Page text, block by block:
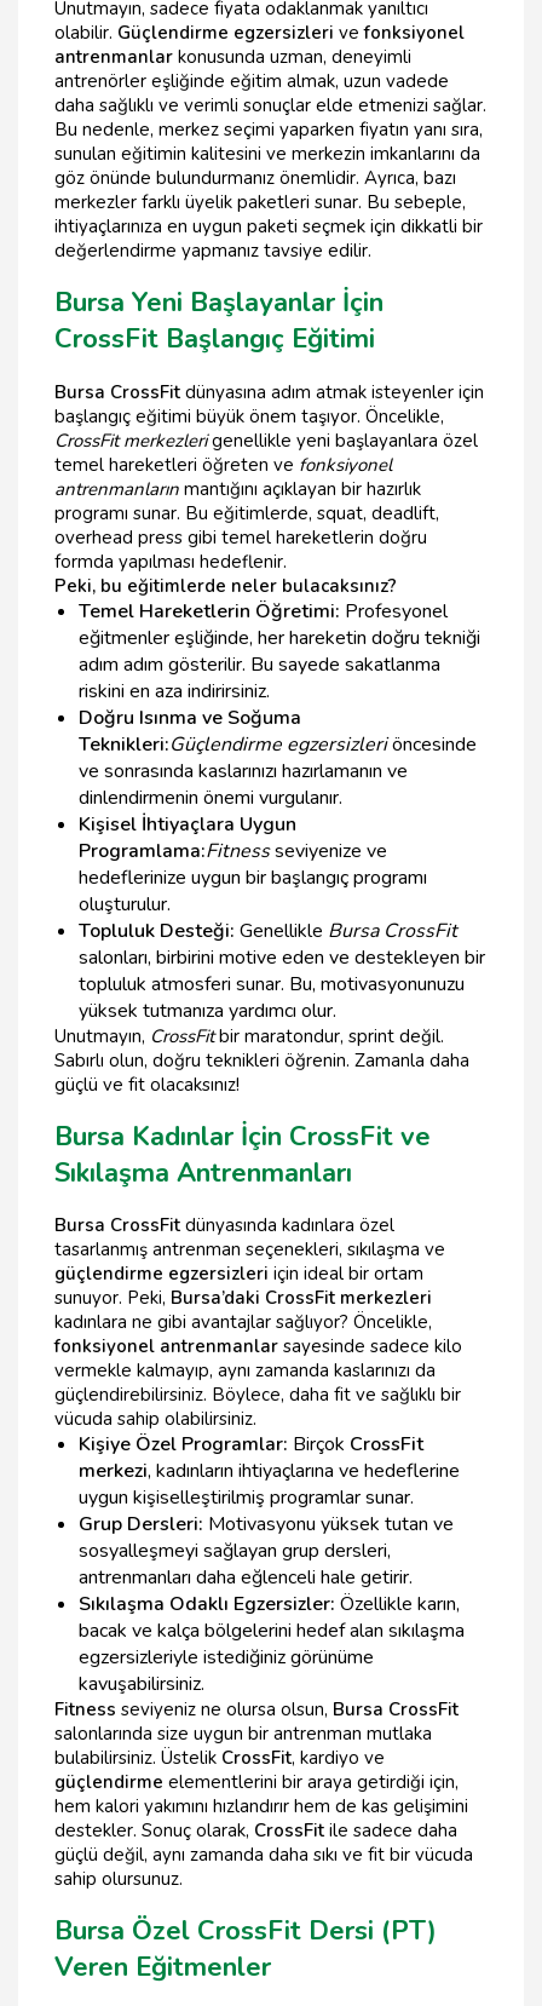
Unutmayın, sadece fiyata odaklanmak yanıltıcı
olabilir. Güçlendirme egzersizleri vefonksiyonel
antrenmanlar konusunda uzman, deneyimli
antrenörler eşliğinde eğitim almak, uzun vadede
daha sağlıklı ve verimli sonuçlar elde etmenizi sağlar.
Bu nedenle, merkez seçimi yaparken fiyatın yanı sıra,
sunulan eğitimin kalitesini ve merkezin imkanlarını da
göz önünde bulundurmanız önemlidir. Ayrıca, bazı
merkezler farklı üyelik paketleri sunar. Bu sebeple,
ihtiyaçlarınıza en uygun paketi seçmek için dikkatli bir
değerlendirme yapmanız tavsiye edilir.
Bursa Yeni Başlayanlar İçin
CrossFit Başlangıç Eğitimi
Bursa CrossFit dünyasına adım atmak isteyenler için
başlangıç eğitimi büyük önem taşıyor. Öncelikle,
CrossFit merkezlerigenellikle yeni başlayanlara özel
temel hareketleri öğreten ve fonksiyonel
antrenmanların mantığını açıklayan bir hazırlık
programı sunar. Bu eğitimlerde, squat, deadlift,
overhead press gibi temel hareketlerin doğru
formda yapılması hedeflenir.
Peki, bu eğitimlerde neler bulacaksınız?
Temel Hareketlerin Öğretimi: Profesyonel
eğitmenler eşliğinde, her hareketin doğru tekniği
adım adım gösterilir. Bu sayede sakatlanma
riskini en aza indirirsiniz.
Doğru Isınma ve Soğuma
Teknikleri:Güçlendirme egzersizleriöncesinde
ve sonrasında kaslarınızı hazırlamanın ve
dinlendirmenin önemi vurgulanır.
Kişisel İhtiyaçlara Uygun
Programlama:Fitnessseviyenize ve
hedeflerinize uygun bir başlangıç programı
oluşturulur.
Topluluk Desteği: Genellikle Bursa CrossFit
salonları, birbirini motive eden ve destekleyen bir
topluluk atmosferi sunar. Bu, motivasyonunuzu
yüksek tutmanıza yardımcı olur.
Unutmayın, CrossFitbir maratondur, sprint değil.
Sabırlı olun, doğru teknikleri öğrenin. Zamanla daha
güçlü ve fit olacaksınız!
Bursa Kadınlar İçin CrossFit ve
Sıkılaşma Antrenmanları
Bursa CrossFit dünyasında kadınlara özel
tasarlanmış antrenman seçenekleri, sıkılaşma ve
güçlendirme egzersizleri için ideal bir ortam
sunuyor. Peki, Bursa’daki CrossFit merkezleri
kadınlara ne gibi avantajlar sağlıyor? Öncelikle,
fonksiyonel antrenmanlar sayesinde sadece kilo
vermekle kalmayıp, aynı zamanda kaslarınızı da
güçlendirebilirsiniz. Böylece, daha fit ve sağlıklı bir
vücuda sahip olabilirsiniz.
Kişiye Özel Programlar: Birçok CrossFit
merkezi, kadınların ihtiyaçlarına ve hedeflerine
uygun kişiselleştirilmiş programlar sunar.
Grup Dersleri: Motivasyonu yüksek tutan ve
sosyalleşmeyi sağlayan grup dersleri,
antrenmanları daha eğlenceli hale getirir.
Sıkılaşma Odaklı Egzersizler: Özellikle karın,
bacak ve kalça bölgelerini hedef alan sıkılaşma
egzersizleriyle istediğiniz görünüme
kavuşabilirsiniz.
Fitness seviyeniz ne olursa olsun, Bursa CrossFit
salonlarında size uygun bir antrenman mutlaka
bulabilirsiniz. Üstelik CrossFit, kardiyo ve
güçlendirme elementlerini bir araya getirdiği için,
hem kalori yakımını hızlandırır hem de kas gelişimini
destekler. Sonuç olarak, CrossFit ile sadece daha
güçlü değil, aynı zamanda daha sıkı ve fit bir vücuda
sahip olursunuz.
Bursa Özel CrossFit Dersi (PT)
Veren Eğitmenler